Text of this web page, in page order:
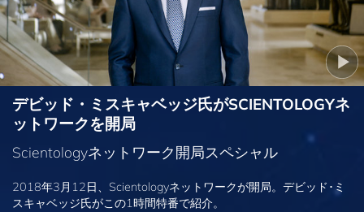
デビッド・ミスキャベッジ氏がSCIENTOLOGYネ
ットワークを開局
Scientologyネットワーク開局スペシャル
2018年3月12日、Scientologyネットワークが開局。デビッド･ミ
スキャベッジ氏がこの1時間特番で紹介。